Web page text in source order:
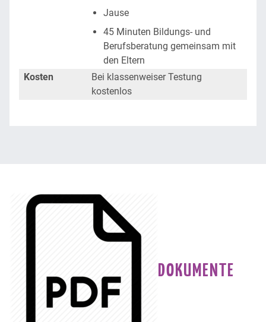
Jause
45 Minuten Bildungs- und
Berufsberatung gemeinsam mit
den Eltern
Kosten
Bei klassenweiser Testung
kostenlos
DOKUMENTE